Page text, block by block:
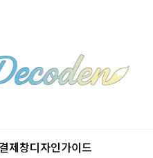
제창디자인가이드